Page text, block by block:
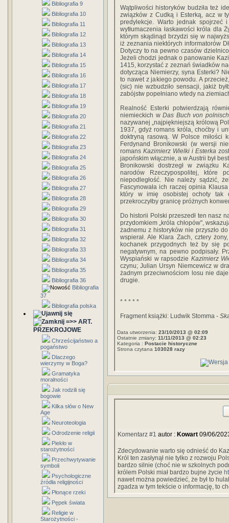
Bibliografia 9
Bibliografia 10
Bibliografia 11
Bibliografia 12
Bibliografia 13
Bibliografia 14
Bibliografia 15
Bibliografia 16
Bibliografia 17
Bibliografia 18
Bibliografia 19
Bibliografia 20
Bibliografia 21
Bibliografia 22
Bibliografia 23
Bibliografia 24
Bibliografia 25
Bibliografia 26
Bibliografia 27
Bibliografia 28
Bibliografia 29
Bibliografia 30
Bibliografia 31
Bibliografia 32
Bibliografia 33
Bibliografia 34
Bibliografia 35
Bibliografia 36
Bibliografia
37
Bibliografia polska
=>> ART.
PRZEKROJOWE
Chrześcijaństwo a
pogaństwo
Dlaczego
wierzymy w Boga?
Gramatyka
moralności
Jak rodzili się
bogowie
Kilka słów o New
Age
Neuroteologia
Odrodzenie religii
Piekło w
starożytności
Przechwytywanie
symboli
Psychologiczne
źródła religijności
Płonące rzeki
Pępek świata
Religie w
Starożytności -
Wątpliwości historyków budziła też
związków z Cudką i Esterką, acz w
predylekcje. Warto jednak spojrzeć
wytłumaczenia łaskawości króla dla
którym skądinąd brzydzi się w
iż zeznania niektórych informatorów
Dotyczy to na pewno czasów
Jeżeli chodzi jednak o panowanie
1415, korzystać z zeznań świadków
dotycząca Niemierzy, syna Esterki?
to nawet z jakiego powodu. A
(sic) nie wzbudziło sensacji, jakiż
zabójstw popełniano wtedy na
Realność Esterki potwierdzają
niemieckich wDas Buch von
nazywanej „najpiękniejszą królową
1937, gdyż romans króla, choćby i
doktryną rasową. W Polsce miłości
Ferdynand Bronikowski (w wersji
romans Kazimierz Wielki i Esterka
japońskim włącznie, a w Austrii był
Bronikowski dostrzegł w związku
narodów Rzeczypospolitej, które
niepodległość. Nie należy sądzić,
Fascynowała ich raczej opinia
który w imię osobistej ochoty tak
przekroczyłby granicę próżnych
Do historii Polski przeszedł ten nasz
przydomkiem „króla chłopów",
żadnemu z historyków nie przyszło
wspierał. Ale Klara Zach, cztery
kochanek przygodnych też by się
negatywnym, na pewno podpisały.
Wyspiański w rapsodzie Kazimierz
czynu; Julian Ursyn Niemcewicz w
żadnym przeciwnościom losu nie
drugie.
* * * * *
Fragment książki: Ludwik Stomma -
Data utworzenia: 23/10/2013 @ 02:09
Ostatnie zmiany: 11/11/2013 @ 02:23
Kategoria : Postacie historyczne
Strona czytana 103028 razy
Komentarz #1 autor : Kowart 09/06/
Zdecydowanie warto się odnieść do
Król ten zasłynął nie tylko z rozwoju
bardzo silnie (choć nie w szkolnych
królem Polski miał bardzo bujne życie
nawet można powiedzieć, że był to
zgadza w tym tekście o informację, to